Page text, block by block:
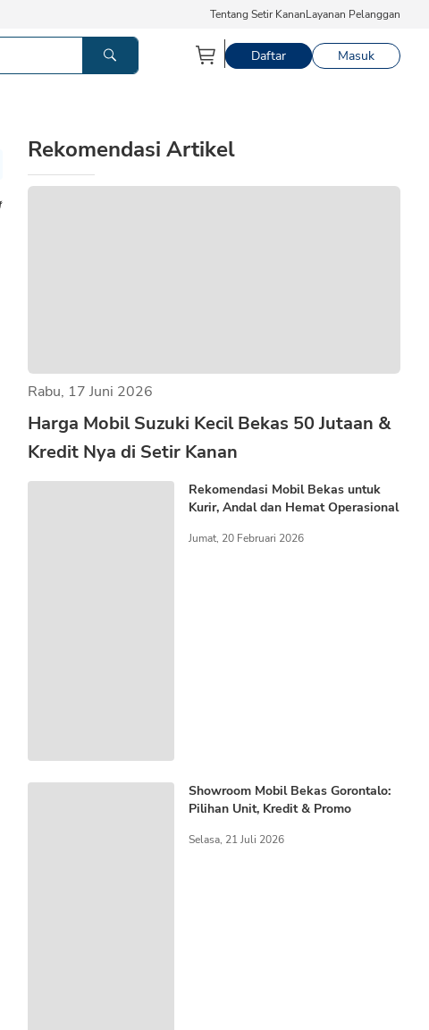
Tentang Setir KananLayanan Pelanggan
Daftar Masuk
Rekomendasi Artikel
Rabu, 17 Juni 2026
Harga Mobil Suzuki Kecil Bekas 50 Jutaan &
Kredit Nya di Setir Kanan
Rekomendasi Mobil Bekas untuk
Kurir, Andal dan Hemat Operasional
Jumat, 20 Februari 2026
Showroom Mobil Bekas Gorontalo:
Pilihan Unit, Kredit & Promo
Selasa, 21 Juli 2026